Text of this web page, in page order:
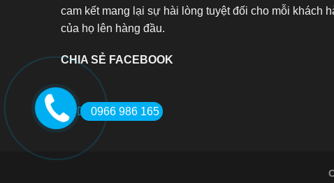
cam kết mang lại sự hài lòng tuyệt đối cho mỗi khách
của họ lên hàng đầu.
CHIA SẺ FACEBOOK
0966 986 165